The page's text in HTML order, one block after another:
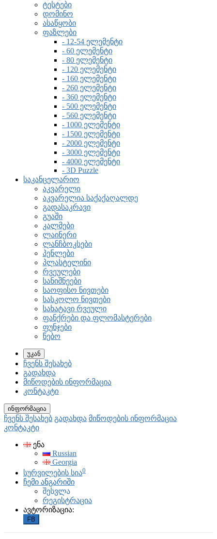
ტესტები
დომინო
ასაწყობი
ფაზლები
- 12-54 ელემენტი
- 60 ელემენტი
- 80 ელემენტი
- 120 ელემენტი
- 160 ელემენტი
- 260 ელემენტი
- 360 ელემენტი
- 500 ელემენტი
- 560 ელემენტი
- 1000 ელემენტი
- 1500 ელემენტი
- 2000 ელემენტი
- 3000 ელემენტი
- 4000 ელემენტი
- 3D Puzzle
საკანცელარიო
აკვარელი
აკვარელია საქაქაღალდე
გადასაკრავი
გუაში
კალმები
ლაინერი
ლანჩბოკსები
პენლები
პლასტელინი
რვეულები
სანიშნეები
საოფისო ნივთები
სასკოლო ნივთები
სახატავი რვეული
ფანქრები და ფლომასტერები
ფუნჯები
წებო
უკან
ჩვენს შესახებ
გადახდა
მიწოდების ინფორმაცია
კონტაკტი
ინფორმაცია
ჩვენს შესახებ გადახდა მიწოდების ინფორმაცია
კონტაკტი
ენა
Russian
Georgia
სურვილების სია0
ჩემი ანგარიში
შესვლა
რეგისტრაცია
ავტორიზაცია:
FB